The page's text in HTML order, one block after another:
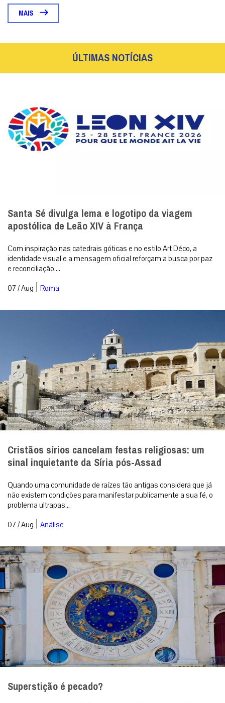
MAIS
ÚLTIMAS NOTÍCIAS
Santa Sé divulga lema e logotipo da viagem
apostólica de Leão XIV à França
Com inspiração nas catedrais góticas e no estilo Art Déco, a
identidade visual e a mensagem oficial reforçam a busca por paz
e reconciliação....
07 / Aug | Roma
Cristãos sírios cancelam festas religiosas: um
sinal inquietante da Síria pós-Assad
Quando uma comunidade de raízes tão antigas considera que já
não existem condições para manifestar publicamente a sua fé, o
problema ultrapas...
07 / Aug | Análise
Superstição é pecado?